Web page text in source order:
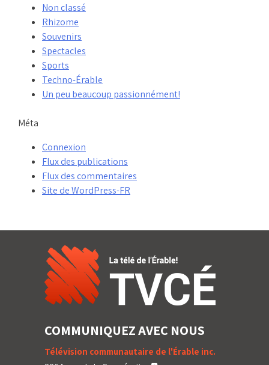
Non classé
Rhizome
Souvenirs
Spectacles
Sports
Techno-Érable
Un peu beaucoup passionnément!
Méta
Connexion
Flux des publications
Flux des commentaires
Site de WordPress-FR
COMMUNIQUEZ AVEC NOUS
Télévision communautaire de l'Érable inc.